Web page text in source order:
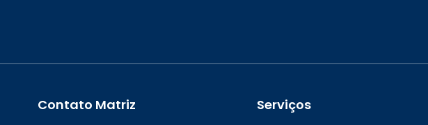
Contato Matriz Serviços